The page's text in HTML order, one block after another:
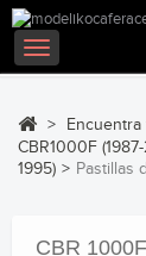
Navegación
Toggle
>
CBR1000F
1995) > Pastillas
CBR